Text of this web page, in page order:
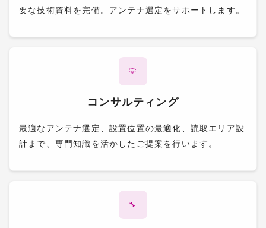
要な技術資料を完備。アンテナ選定をサポートします。
💡
コンサルティング
最適なアンテナ選定、設置位置の最適化、読取エリア設
計まで、専門知識を活かしたご提案を行います。
🔧